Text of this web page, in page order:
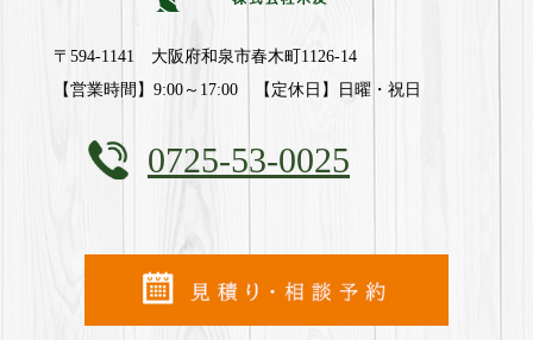
〒594-1141 大阪府和泉市春木町1126-14
【営業時間】9:00～17:00 【定休日】日曜・祝日
0725-53-0025